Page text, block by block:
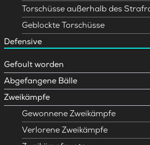
Torschüsse außerhalb des
Geblockte Torschüsse
Defensive
Gefoult worden
Abgefangene Bälle
Zweikämpfe
Gewonnene Zweikämpfe
Verlorene Zweikämpfe